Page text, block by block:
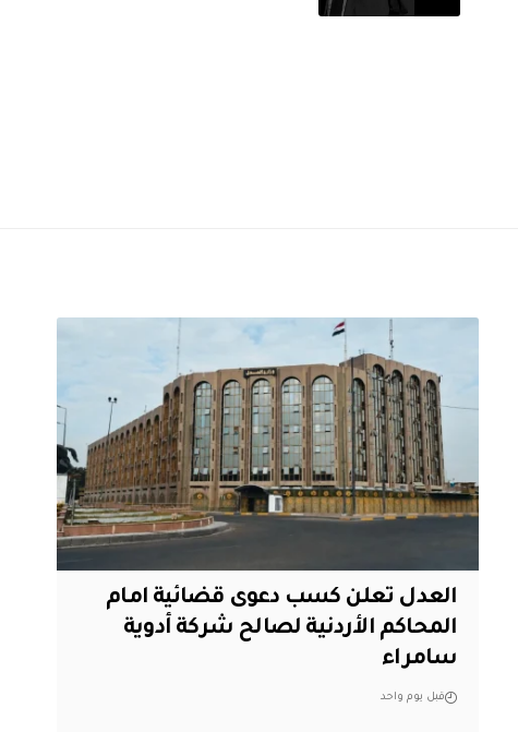
العدل تعلن كسب دعوى قضائية امام
المحاكم الأردنية لصالح شركة أدوية
سامراء
قبل يوم واحد